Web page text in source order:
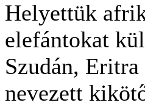
Helyettük
elefántokat
Szudán,
nevezett